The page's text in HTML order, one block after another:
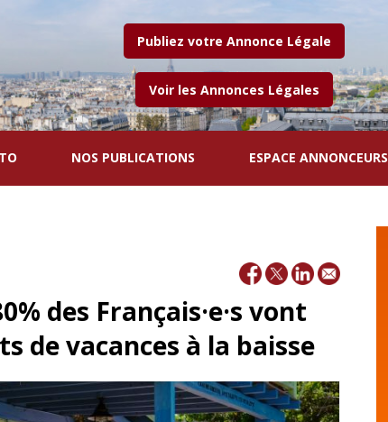
Publiez votre Annonce Légale
Voir les Annonces Légales
NOS PUBLICATIONS ESPACE ANNONCEURS
des Français·e·s vont
de vacances à la baisse